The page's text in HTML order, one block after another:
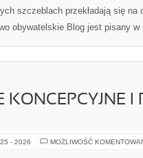
szczeblach przekładają się na
obywatelskie Blog jest pisany
KONCEPCYJNE I
- 2026 MOŻLIWOŚĆ